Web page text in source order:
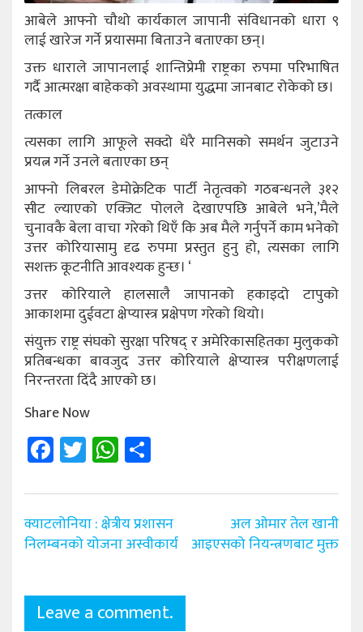
आबेले आफ्नो चौथो कार्यकाल जापानी संविधानको धारा ९
लाई खारेज गर्ने प्रयासमा बिताउने बताएका छन्।
उक्त धाराले जापानलाई शान्तिप्रेमी राष्ट्रका रुपमा परिभाषित
गर्दै आत्मरक्षा बाहेकको अवस्थामा युद्धमा जानबाट रोकेको छ।
तत्काल
त्यसका लागि आफूले सक्दो धेरै मानिसको समर्थन जुटाउने
प्रयत्न गर्ने उनले बताएका छन्
आफ्नो लिबरल डेमोक्रेटिक पार्टी नेतृत्वको गठबन्धनले ३१२
सीट ल्याएको एक्जिट पोलले देखाएपछि आबेले भने,’मैले
चुनावकै बेला वाचा गरेको थिएँ कि अब मैले गर्नुपर्ने काम भनेको
उत्तर कोरियासामु दृढ रुपमा प्रस्तुत हुनु हो, त्यसका लागि
सशक्त कूटनीति आवश्यक हुन्छ। ‘
उत्तर कोरियाले हालसालै जापानको हकाइदो टापुको
आकाशमा दुईवटा क्षेप्यास्त्र प्रक्षेपण गरेको थियो।
संयुक्त राष्ट्र संघको सुरक्षा परिषद् र अमेरिकासहितका मुलुकको
प्रतिबन्धका बावजुद उत्तर कोरियाले क्षेप्यास्त्र परीक्षणलाई
निरन्तरता दिंदै आएको छ।
Share Now
Facebook
TwitterWhatsApp
Post
navigation
क्याटलोनिया : क्षेत्रीय प्रशासन
निलम्बनको योजना अस्वीकार्य
अल ओमार तेल खानी
आइएसको नियन्त्रणबाट मुक्त
Leave a comment.